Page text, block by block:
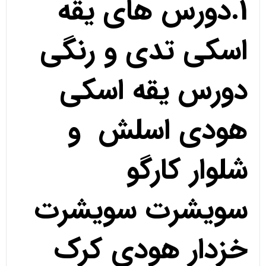
1.دورس های یقه
اسکی تدی و رنگی
دورس یقه اسکی
هودی اسلش و
شلوار کارگو
سویشرت سویشرت
خزدار هودی کرک